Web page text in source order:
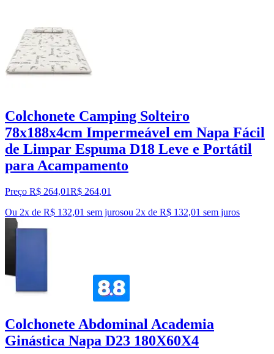
Colchonete Camping Solteiro
78x188x4cm Impermeável em Napa Fácil
de Limpar Espuma D18 Leve e Portátil
para Acampamento
Preço R$ 264,01R$ 264,01
Ou 2x de R$ 132,01 sem jurosou 2x de R$ 132,01 sem juros
Colchonete Abdominal Academia
Ginástica Napa D23 180X60X4